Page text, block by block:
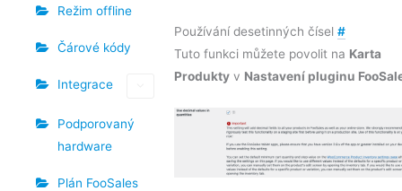
Režim offline
Čárové kódy
Integrace
Podporovaný
hardware
Plán FooSales
Používání desetinných čísel #
Tuto funkci můžete povolit na Karta
Produkty v Nastavení pluginu